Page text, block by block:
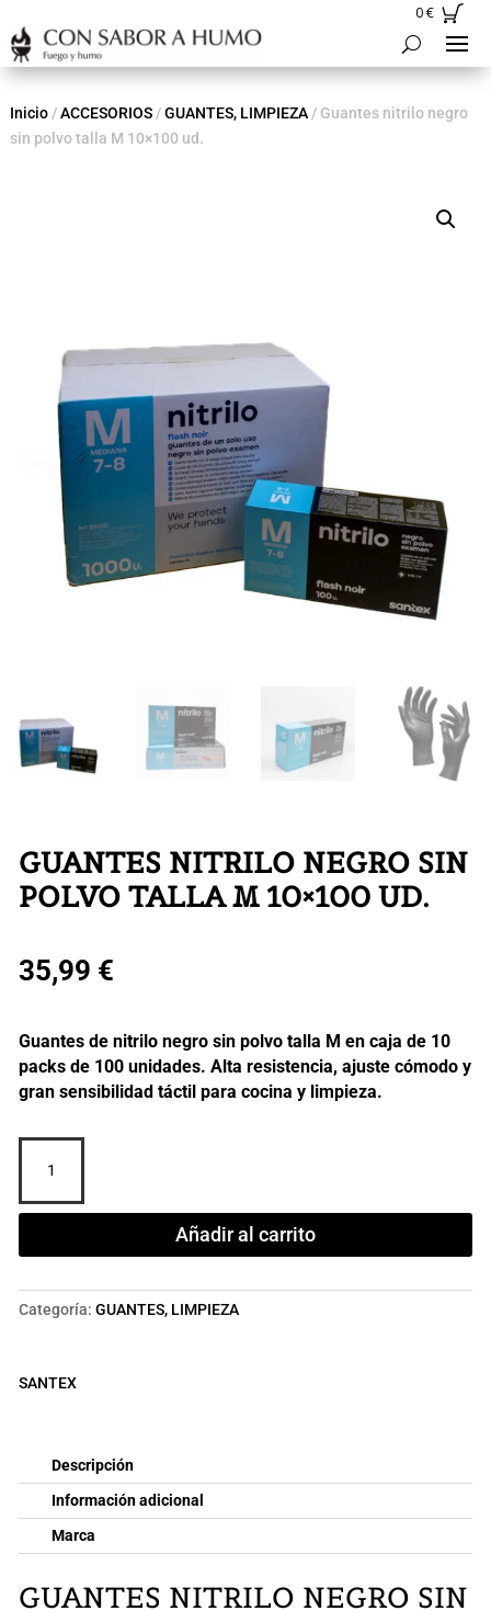
0€
Inicio/ACCESORIOS/GUANTES, LIMPIEZA/ Guantes nitrilo negro
sin polvo talla M 10×100 ud.
GUANTES NITRILO NEGRO SIN
POLVO TALLA M 10×100 UD.
35,99 €
Guantes de nitrilo negro sin polvo talla M en caja de 10
packs de 100 unidades. Alta resistencia, ajuste cómodo y
gran sensibilidad táctil para cocina y limpieza.
nitrilo
negro
cantidad
Añadir al carrito
Categoría: GUANTES, LIMPIEZA
SANTEX
Descripción
Información adicional
Marca
GUANTES NITRILO NEGRO SIN